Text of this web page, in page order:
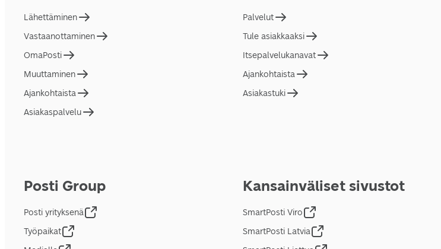
Lähettäminen
Vastaanottaminen
OmaPosti
Muuttaminen
Ajankohtaista
Asiakaspalvelu
Palvelut
Tule asiakkaaksi
Itsepalvelukanavat
Ajankohtaista
Asiakastuki
Posti Group
Posti yrityksenä
Työpaikat
Kansainväliset sivustot
SmartPosti Viro
SmartPosti Latvia